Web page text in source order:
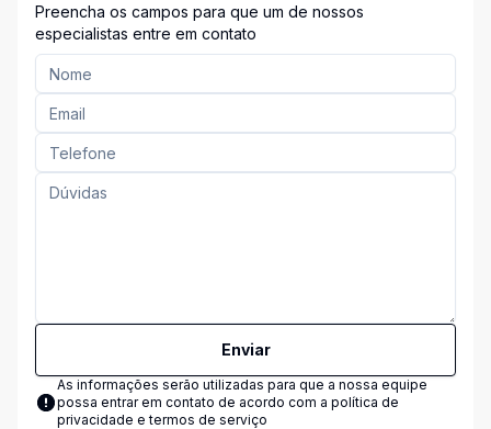
Preencha os campos para que um de nossos
especialistas entre em contato
Enviar
As informações serão utilizadas para que a nossa equipe
possa entrar em contato de acordo com a política de
privacidade e termos de serviço